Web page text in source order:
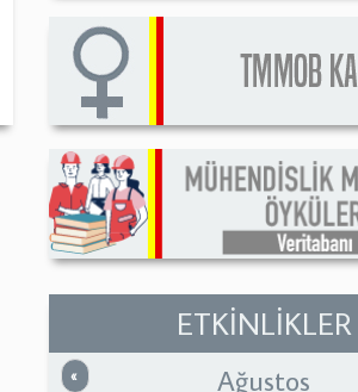
ETKİNLİKLER
« Önceki Ağustos